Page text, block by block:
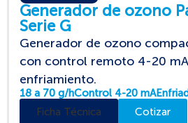
Generador de ozono
Serie G
Generador de ozono
con control remoto 4-20
enfriamiento.
18 a 70 g/hControl 4-20 mA
Ficha Técnica
Cotizar